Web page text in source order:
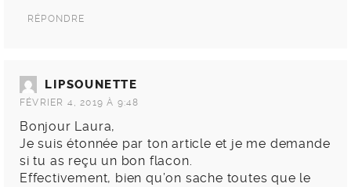
RÉPONDRE
LIPSOUNETTE
FÉVRIER 4, 2019 À 9:48
Bonjour Laura,
Je suis étonnée par ton article et je me demande
si tu as reçu un bon flacon.
Effectivement, bien qu’on sache toutes que le